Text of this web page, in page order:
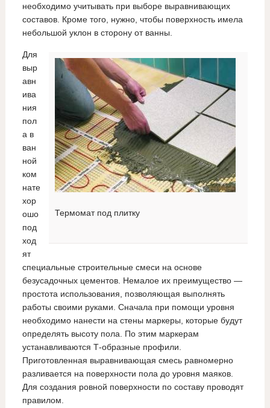
необходимо учитывать при выборе выравнивающих
составов. Кроме того, нужно, чтобы поверхность имела
небольшой уклон в сторону от ванны.
Термомат под плитку
Для
выр
авн
ива
ния
пол
а в
ван
ной
ком
нате
хор
ошо
под
ход
ят
специальные строительные смеси на основе
безусадочных цементов. Немалое их преимущество —
простота использования, позволяющая выполнять
работы своими руками. Сначала при помощи уровня
необходимо нанести на стены маркеры, которые будут
определять высоту пола. По этим маркерам
устанавливаются Т-образные профили.
Приготовленная выравнивающая смесь равномерно
разливается на поверхности пола до уровня маяков.
Для создания ровной поверхности по составу проводят
правилом.